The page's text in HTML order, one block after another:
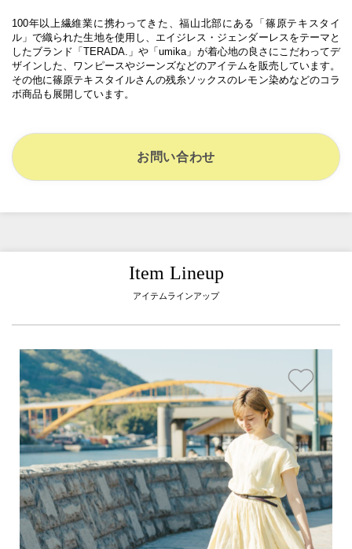
100年以上繊維業に携わってきた、福山北部にある「篠原テキスタイ
ル」で織られた生地を使用し、エイジレス・ジェンダーレスをテーマと
したブランド「TERADA.」や「umika」が着心地の良さにこだわってデ
ザインした、ワンピースやジーンズなどのアイテムを販売しています。
その他に篠原テキスタイルさんの残糸ソックスのレモン染めなどのコラ
ボ商品も展開しています。
お問い合わせ
Item Lineup
アイテムラインアップ